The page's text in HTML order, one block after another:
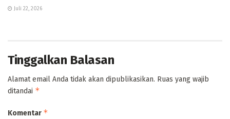
Juli 22, 2026
Tinggalkan Balasan
Alamat email Anda tidak akan dipublikasikan. Ruas yang wajib
ditandai *
Komentar *